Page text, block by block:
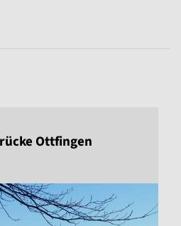
Ottfingen